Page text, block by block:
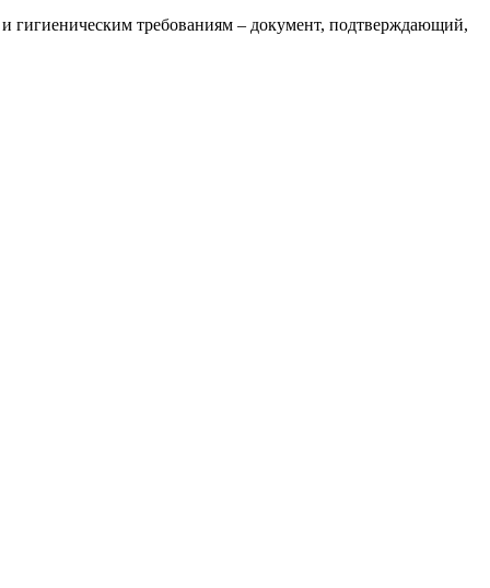
гигиеническим требованиям – документ, подтверждающий,